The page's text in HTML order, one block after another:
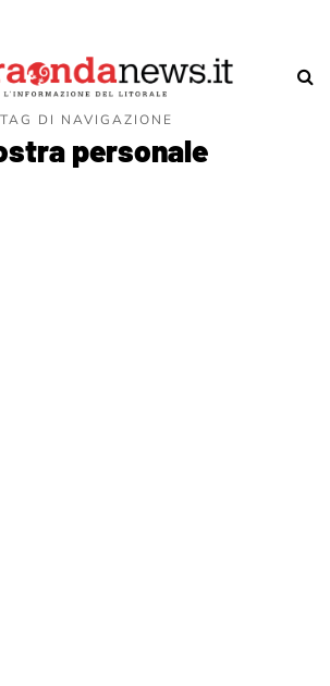
TAG DI NAVIGAZIONE
personale